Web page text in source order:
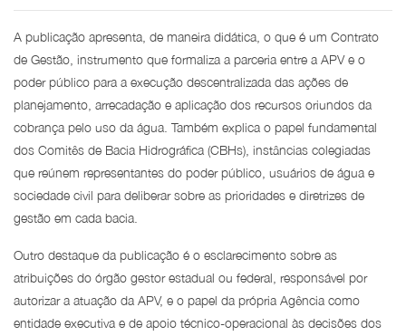
A publicação apresenta, de maneira didática, o que é um Contrato
de Gestão, instrumento que formaliza a parceria entre a APV e o
poder público para a execução descentralizada das ações de
planejamento, arrecadação e aplicação dos recursos oriundos da
cobrança pelo uso da água. Também explica o papel fundamental
dos Comitês de Bacia Hidrográfica (CBHs), instâncias colegiadas
que reúnem representantes do poder público, usuários de água e
sociedade civil para deliberar sobre as prioridades e diretrizes de
gestão em cada bacia.
Outro destaque da publicação é o esclarecimento sobre as
atribuições do órgão gestor estadual ou federal, responsável por
autorizar a atuação da APV, e o papel da própria Agência como
entidade executiva e de apoio técnico-operacional às decisões dos